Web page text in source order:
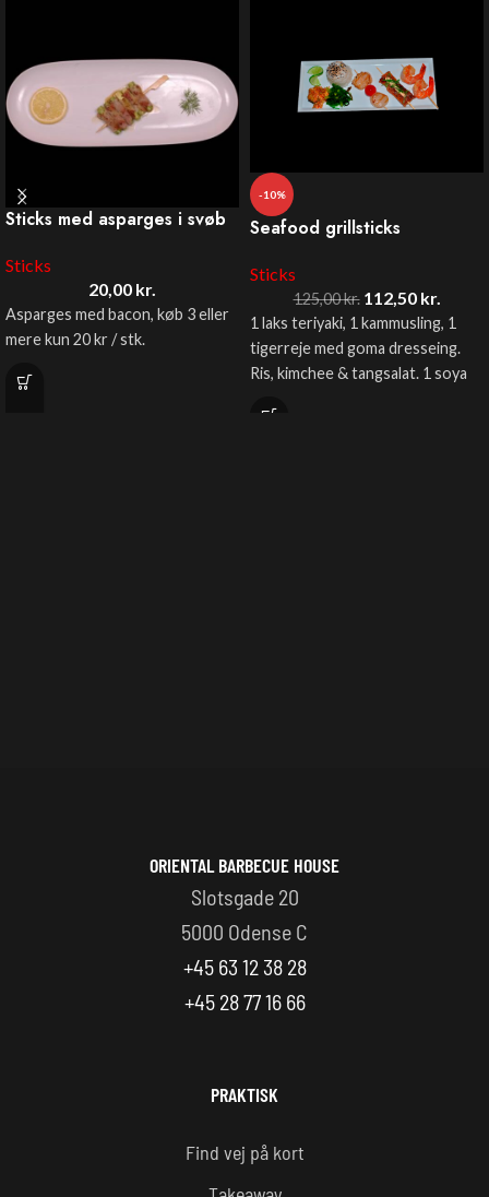
Sticks med asparges i svøb
Sticks
20,00 kr.
Asparges med bacon, køb 3 eller
mere kun 20 kr / stk.
-10%
Seafood grillsticks
Sticks
125,00kr. 112,50 kr.
1 laks teriyaki, 1 kammusling, 1
tigerreje med goma dresseing.
Ris, kimchee & tangsalat. 1 soya
ORIENTAL BARBECUE HOUSE
Slotsgade 20
5000 Odense C
+45 63 12 38 28
+45 28 77 16 66
PRAKTISK
Find vej på kort